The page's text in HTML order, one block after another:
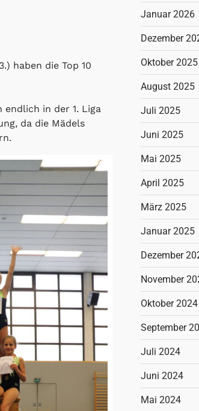
haben die Top 10
in der 1. Liga
da die Mädels
Januar 2026
Dezember
Oktober 2025
August 2025
Juli 2025
Juni 2025
Mai 2025
April 2025
März 2025
Januar 2025
Dezember
November
Oktober 2024
September
Juli 2024
Juni 2024
Mai 2024